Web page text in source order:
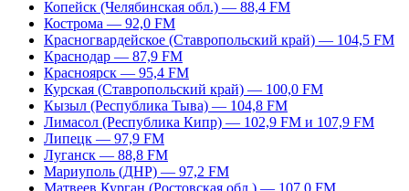
Копейск (Челябинская обл.) — 88,4 FM
Кострома — 92,0 FM
Красногвардейское (Ставропольский край) — 104,5 FM
Краснодар — 87,9 FM
Красноярск — 95,4 FM
Курская (Ставропольский край) — 100,0 FM
Кызыл (Республика Тыва) — 104,8 FM
Лимасол (Республика Кипр) — 102,9 FM и 107,9 FM
Липецк — 97,9 FM
Луганск — 88,8 FM
Мариуполь (ДНР) — 97,2 FM
Матвеев Курган (Ростовская обл.) — 107,0 FM